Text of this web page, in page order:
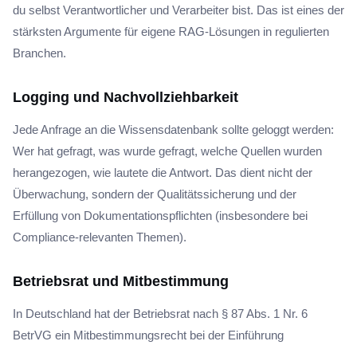
du selbst Verantwortlicher und Verarbeiter bist. Das ist eines der
stärksten Argumente für eigene RAG-Lösungen in regulierten
Branchen.
Logging und Nachvollziehbarkeit
Jede Anfrage an die Wissensdatenbank sollte geloggt werden:
Wer hat gefragt, was wurde gefragt, welche Quellen wurden
herangezogen, wie lautete die Antwort. Das dient nicht der
Überwachung, sondern der Qualitätssicherung und der
Erfüllung von Dokumentationspflichten (insbesondere bei
Compliance-relevanten Themen).
Betriebsrat und Mitbestimmung
In Deutschland hat der Betriebsrat nach § 87 Abs. 1 Nr. 6
BetrVG ein Mitbestimmungsrecht bei der Einführung